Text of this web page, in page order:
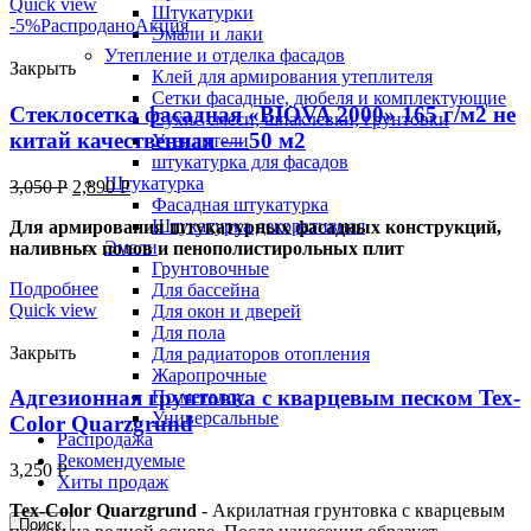
Штукатурки
Эмали и лаки
Утепление и отделка фасадов
Клей для армирования утеплителя
Сетки фасадные, дюбеля и комплектующие
Сухие смеси, шпаклевки, грунтовки
Утеплители
штукатурка для фасадов
Штукатурка
Фасадная штукатурка
Штукатурка декоративная
Эмали
Грунтовочные
Для бассейна
Для окон и дверей
Для пола
Для радиаторов отопления
Жаропрочные
По металлу
Универсальные
Распродажа
Рекомендуемые
Хиты продаж
Поиск
Quick view
-5%РаспроданоАкция
Закрыть
Стеклосетка фасадная «BIOVA 2000» 165 г/м2 не
китай качественная — 50 м2
3,050Р 2,890Р
Для армирования штукатурных фасадных конструкций,
наливных полов и пенополистирольных плит
Подробнее
Quick view
Закрыть
Адгезионная грунтовка с кварцевым песком Tex-
Color Quarzgrund
3,250 Р
Tex-Color Quarzgrund - Акрилатная грунтовка с кварцевым